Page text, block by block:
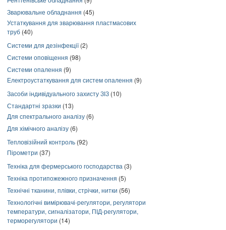
Зварювальне обладнання (45)
Устаткування для зварювання пластмасових
труб (40)
Системи для дезінфекції(2)
Системи оповіщення (98)
Системи опалення (9)
Електроустаткування для систем опалення (9)
Засоби індивідуального захисту ЗІЗ (10)
Стандартні зразки (13)
Для спектрального аналізу (6)
Для хімічного аналізу (6)
Тепловізійний контроль (92)
Пірометри (37)
Техніка для фермерського господарства (3)
Техніка протипожежного призначення (5)
Технічні тканини, плівки, стрічки, нитки (56)
Технологічні вимірювачі-регулятори, регулятори
температури, сигналізатори, ПІД-регулятори,
терморегулятори (14)